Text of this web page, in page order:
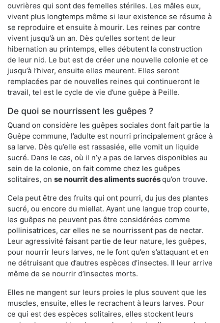
ouvrières qui sont des femelles stériles. Les mâles eux,
vivent plus longtemps même si leur existence se résume à
se reproduire et ensuite à mourir. Les reines par contre
vivent jusqu’à un an. Dès qu’elles sortent de leur
hibernation au printemps, elles débutent la construction
de leur nid. Le but est de créer une nouvelle colonie et ce
jusqu’à l’hiver, ensuite elles meurent. Elles seront
remplacées par de nouvelles reines qui continueront le
travail, tel est le cycle de vie d’une guêpe à Peille.
De quoi se nourrissent les guêpes ?
Quand on considère les guêpes sociales dont fait partie la
Guêpe commune, l’adulte est nourri principalement grâce à
sa larve. Dès qu’elle est rassasiée, elle vomit un liquide
sucré. Dans le cas, où il n’y a pas de larves disponibles au
sein de la colonie, on fait comme chez les guêpes
solitaires, on se nourrit des aliments sucrésqu’on trouve.
Cela peut être des fruits qui ont pourri, du jus des plantes
sucré, ou encore du miellat. Ayant une langue trop courte,
les guêpes ne peuvent pas être considérées comme
pollinisatrices, car elles ne se nourrissent pas de nectar.
Leur agressivité faisant partie de leur nature, les guêpes,
pour nourrir leurs larves, ne le font qu’en s’attaquant et en
ne détruisant que d’autres espèces d’insectes. Il leur arrive
même de se nourrir d’insectes morts.
Elles ne mangent sur leurs proies le plus souvent que les
muscles, ensuite, elles le recrachent à leurs larves. Pour
ce qui est des espèces solitaires, elles stockent leurs